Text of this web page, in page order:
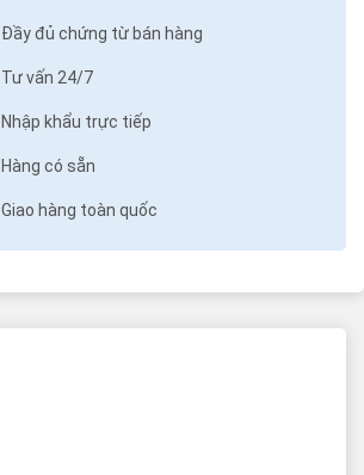
Đầy đủ chứng từ bán hàng
Tư vấn 24/7
Nhập khẩu trực tiếp
Hàng có sẵn
Giao hàng toàn quốc